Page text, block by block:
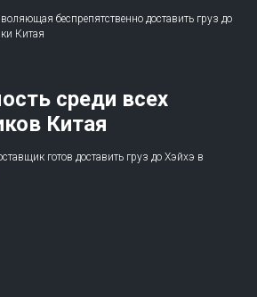
беспрепятственно доставить груз до
Китая
среди всех
Китая
готов доставить груз до Хэйхэ в